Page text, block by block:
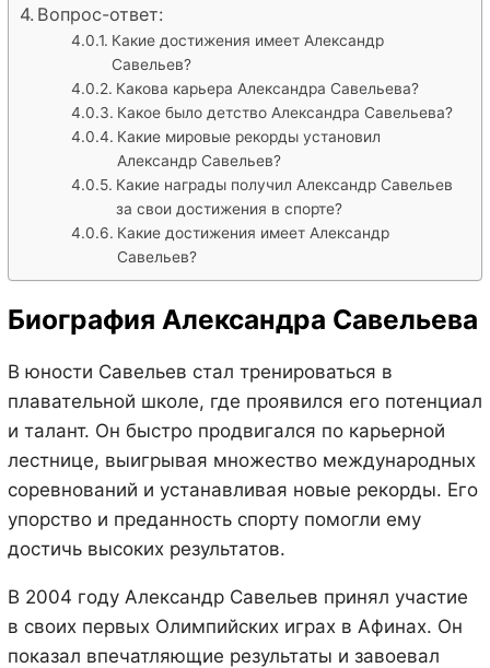
Вопрос-ответ:
Какие достижения имеет Александр
Савельев?
Какова карьера Александра Савельева?
Какое было детство Александра Савельева?
Какие мировые рекорды установил
Александр Савельев?
Какие награды получил Александр Савельев
за свои достижения в спорте?
Какие достижения имеет Александр
Савельев?
Биография Александра Савельева
В юности Савельев стал тренироваться в
плавательной школе, где проявился его потенциал
и талант. Он быстро продвигался по карьерной
лестнице, выигрывая множество международных
соревнований и устанавливая новые рекорды. Его
упорство и преданность спорту помогли ему
достичь высоких результатов.
В 2004 году Александр Савельев принял участие
в своих первых Олимпийских играх в Афинах. Он
показал впечатляющие результаты и завоевал